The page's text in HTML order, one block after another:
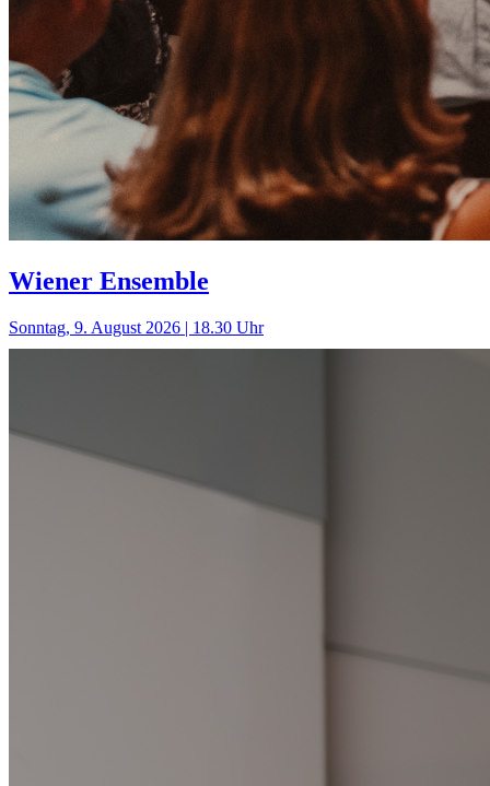
Wiener Ensemble
Sonntag, 9. August 2026 | 18.30 Uhr